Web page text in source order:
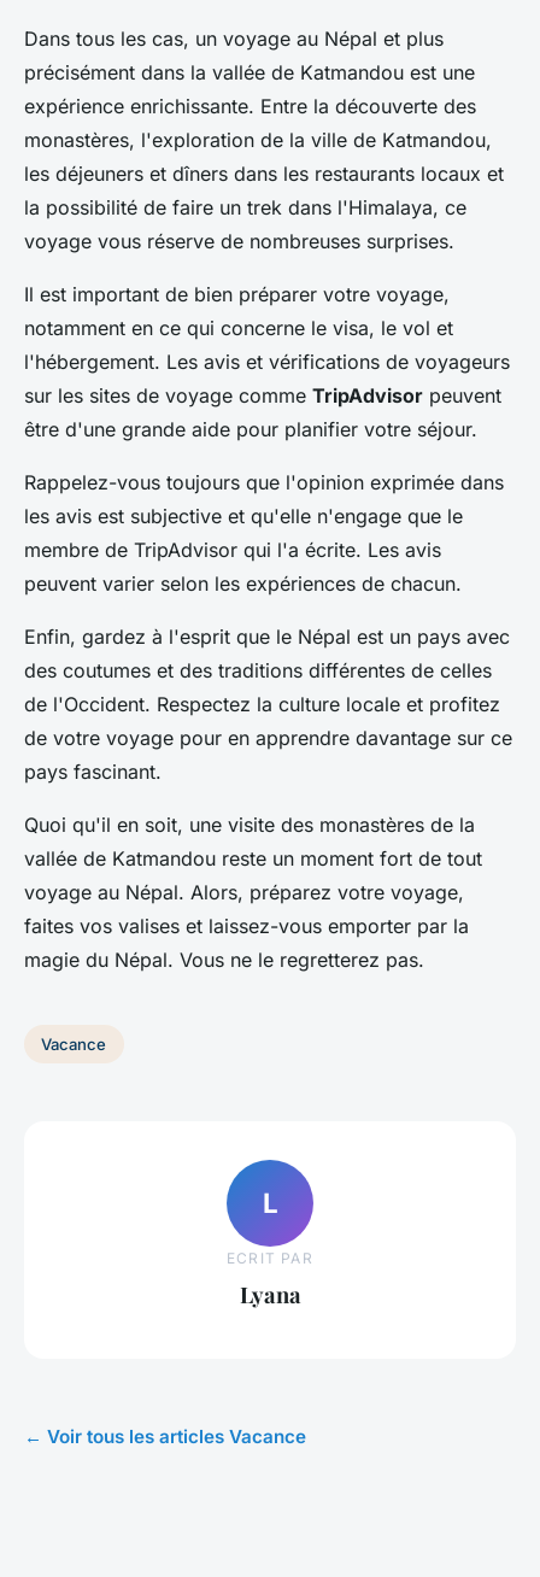
Dans tous les cas, un voyage au Népal et plus
précisément dans la vallée de Katmandou est une
expérience enrichissante. Entre la découverte des
monastères, l'exploration de la ville de Katmandou,
les déjeuners et dîners dans les restaurants locaux et
la possibilité de faire un trek dans l'Himalaya, ce
voyage vous réserve de nombreuses surprises.
Il est important de bien préparer votre voyage,
notamment en ce qui concerne le visa, le vol et
l'hébergement. Les avis et vérifications de voyageurs
sur les sites de voyage comme TripAdvisor peuvent
être d'une grande aide pour planifier votre séjour.
Rappelez-vous toujours que l'opinion exprimée dans
les avis est subjective et qu'elle n'engage que le
membre de TripAdvisor qui l'a écrite. Les avis
peuvent varier selon les expériences de chacun.
Enfin, gardez à l'esprit que le Népal est un pays avec
des coutumes et des traditions différentes de celles
de l'Occident. Respectez la culture locale et profitez
de votre voyage pour en apprendre davantage sur ce
pays fascinant.
Quoi qu'il en soit, une visite des monastères de la
vallée de Katmandou reste un moment fort de tout
voyage au Népal. Alors, préparez votre voyage,
faites vos valises et laissez-vous emporter par la
magie du Népal. Vous ne le regretterez pas.
Vacance
L
ECRIT PAR
Lyana
← Voir tous les articles Vacance